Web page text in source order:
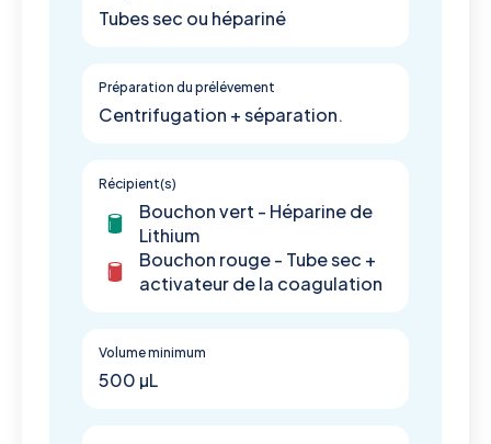
Tubes sec ou hépariné
Préparation du prélévement
Centrifugation + séparation.
Récipient(s)
Bouchon vert - Héparine de
Lithium
Bouchon rouge - Tube sec +
activateur de la coagulation
Volume minimum
500 µL